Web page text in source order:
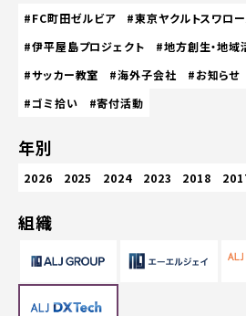
#FC町田ゼルビア #東京ヤクルトスワロ
#伊平屋島プロジェクト
#地方創生・地域
#サッカー教室
#海外子会社 #お知らせ
#ゴミ拾い
#寄付活動
年別
2026 2025 2024 2023 2018
組織